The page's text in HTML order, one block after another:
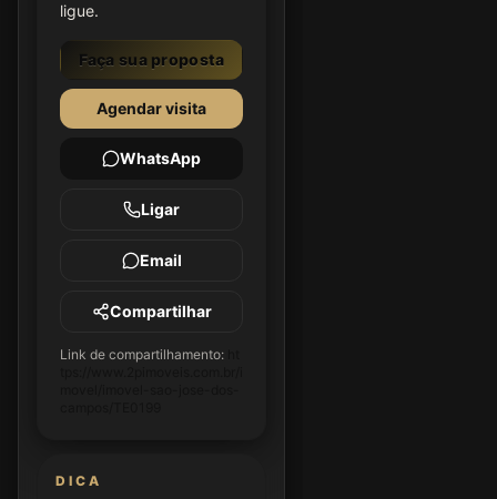
ligue.
Faça sua proposta
Agendar visita
WhatsApp
Ligar
Email
Compartilhar
Link de compartilhamento:
DICA